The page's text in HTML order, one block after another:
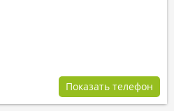
Показать телефон